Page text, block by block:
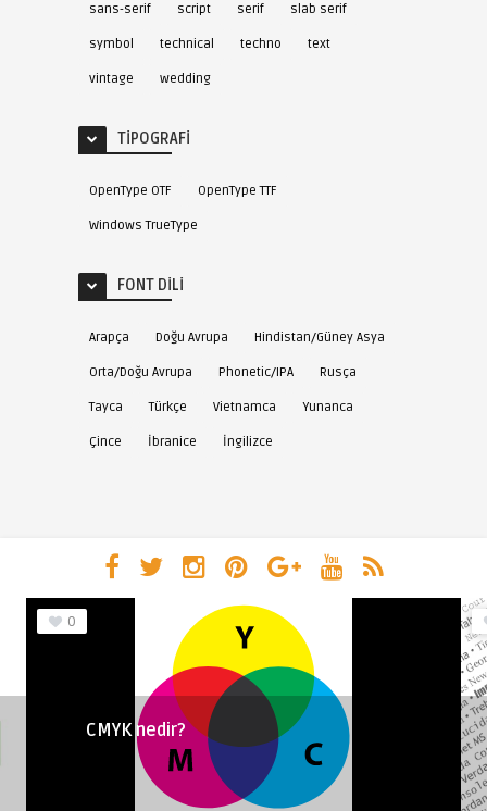
sans-serif script serif slab serif
symbol technical techno text
vintage wedding
TIPOGRAFI
OpenType OTF OpenType TTF
Windows TrueType
FONT DILI
Arapça Doğu Avrupa Hindistan/Güney Asya
Orta/Doğu Avrupa Phonetic/IPA Rusça
Tayca Türkçe Vietnamca Yunanca
Çince İbranice İngilizce
0
CMYK nedir?